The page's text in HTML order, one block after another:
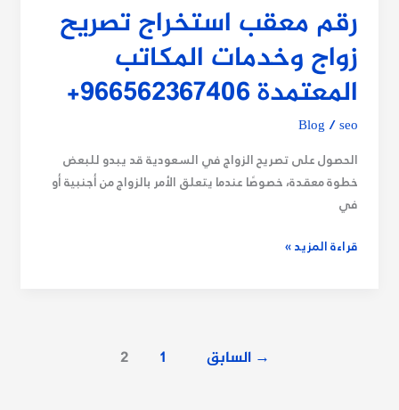
رقم معقب استخراج تصريح
زواج وخدمات المكاتب
المعتمدة 966562367406+
Blog /seo
الحصول على تصريح الزواج في السعودية قد يبدو للبعض
خطوة معقدة، خصوصًا عندما يتعلق الأمر بالزواج من أجنبية أو
في
قراءة المزيد »
→ السابق 1
2